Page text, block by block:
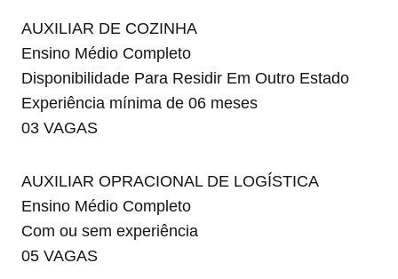
AUXILIAR DE COZINHA
Ensino Médio Completo
Disponibilidade Para Residir Em Outro Estado
Experiência mínima de 06 meses
03 VAGAS
AUXILIAR OPRACIONAL DE LOGÍSTICA
Ensino Médio Completo
Com ou sem experiência
05 VAGAS